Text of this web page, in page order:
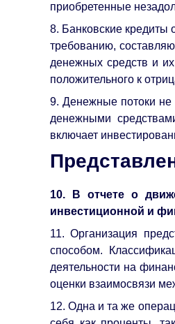
приобретенные
8. Банковские кредиты
требованию,
денежных средств и их
положительного к
9. Денежные потоки не
денежными
включает
10. В отчете о
инвестиционной и
11. Организация
способом.
деятельности на
оценки взаимосвязи
12. Одна и та же